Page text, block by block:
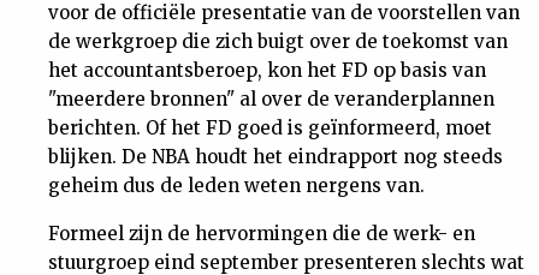
Cijfers
Tuchtrecht
Magazine
Podcast
voor de officiële presentatie van de voorstellen van
de werkgroep die zich buigt over de toekomst van
het accountantsberoep, kon het FD op basis van
"meerdere bronnen" al over de veranderplannen
berichten. Of het FD goed is geïnformeerd, moet
blijken. De NBA houdt het eindrapport nog steeds
geheim dus de leden weten nergens van.
Formeel zijn de hervormingen die de werk- en
stuurgroep eind september presenteren slechts wat